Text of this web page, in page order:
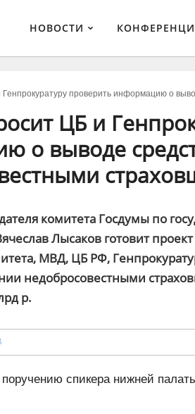
НОВОСТИ
проверить информацию о
ЦБ и
о выводе
комитета Госдумы по
Лысаков готовит
МВД, ЦБ РФ,
недобросовестными
р.
поручению спикера нижней